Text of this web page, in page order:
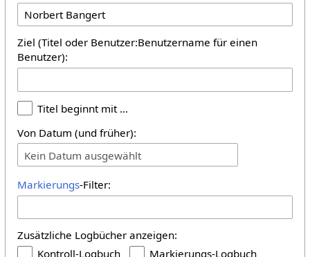
Ziel (Titel oder Benutzer:Benutzername für einen
Benutzer):
Titel beginnt mit …
Von Datum (und früher):
Kein Datum ausgewählt
Markierungs-Filter:
Zusätzliche Logbücher anzeigen:
Kontroll-Logbuch
Markierungs-Logbuch